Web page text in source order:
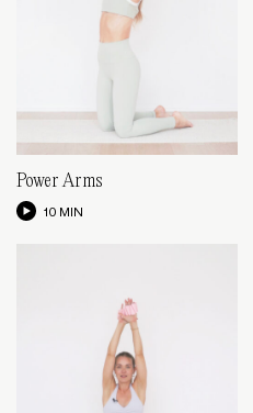
Power Arms
10 MIN